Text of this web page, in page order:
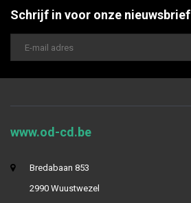
Schrijf in voor onze nieuwsbrief
www.od-cd.be
Bredabaan 853
2990 Wuustwezel